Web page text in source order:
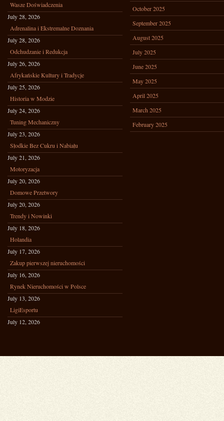
Wasze Doświadczenia
July 28, 2026
Adrenalina i Ekstremalne Doznania
July 28, 2026
Odchudzanie i Redukcja
July 26, 2026
Afrykańskie Kultury i Tradycje
July 25, 2026
Historia w Modzie
July 24, 2026
Tuning Mechaniczny
July 23, 2026
Słodkie Bez Cukru i Nabiału
July 21, 2026
Motoryzacja
July 20, 2026
Domowe Przetwory
July 20, 2026
Trendy i Nowinki
July 18, 2026
Holandia
July 17, 2026
Zakup pierwszej nieruchomości
July 16, 2026
Rynek Nieruchomości w Polsce
July 13, 2026
LigiEsportu
July 12, 2026
October 2025
September 2025
August 2025
July 2025
June 2025
May 2025
April 2025
March 2025
February 2025